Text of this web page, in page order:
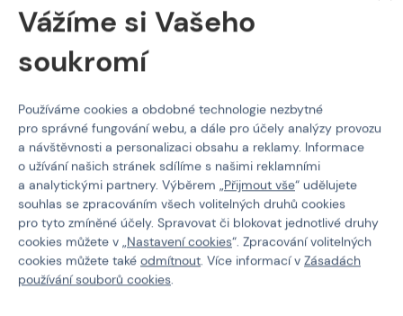
Vlastnosti
Kód produktu
O NÁKUPU
Platba
Doprava
Obchodní podmínky
Všeobecné podmínky programu Týmy
Reklamační řád
Vážíme si Vašeho
soukromí
Používáme cookies a obdobné technologie nezbytné
pro správné fungování webu, a dále pro účely analýzy provozu
a návštěvnosti a personalizaci obsahu a reklamy. Informace
o užívání našich stránek sdílíme s našimi reklamními
a analytickými partnery. Výběrem „Přijmout vše“ udělujete
souhlas se zpracováním všech volitelných druhů cookies
pro tyto zmíněné účely. Spravovat či blokovat jednotlivé druhy
cookies můžete v „Nastavení cookies“. Zpracování volitelných
cookies můžete také odmítnout. Více informací v Zásadách
používání souborů cookies.